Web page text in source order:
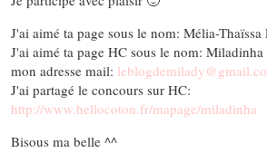
J'ai aimé ta page sous le nom: Mélia-Thaïssa
J'ai aimé ta page HC sous le nom: Miladinha
mon adresse mail:
J'ai partagé le concours sur HC:
http://www.hellocoton.fr/mapage/miladinha
Bisous ma belle ^^